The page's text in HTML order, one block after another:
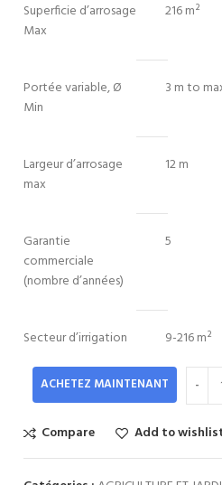
Superficie d’arrosage
Max
216 m²
Portée variable, Ø
Min
3 m to
Largeur d’arrosage
max
12 m
Garantie
commerciale
(nombre d’années)
5
Secteur d’irrigation 9-216 m²
ACHETEZ MAINTENANT
Compare Add to